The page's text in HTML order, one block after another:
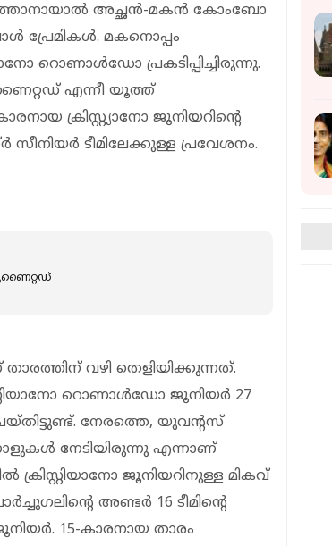
അച്ഛന്‍-മകന്‍ കോംബോ
മകനൊപ്പം
റൊണാള്‍ഡോ പ്രകടിപ്പിച്ചിരുന്നു.
എന്നീ യൂത്ത്
ക്രിസ്റ്റ്യാനോ ജൂനിയറിന്റെ
ടീമിലേക്കുള്ള പ്രവേശനം.
യുണൈറ്റഡ്
വഴി തെളിയിക്കുന്നത്.
റൊണാള്‍ഡോ ജൂനിയര്‍ 27
നേരത്തെ, യുവന്റസ്
നേടിയിരുന്നു എന്നാണ്
ജൂനിയറിനുള്ള മികവ്
അണ്ടര്‍ 16 ടീമിന്റെ
15-കാരനായ താരം